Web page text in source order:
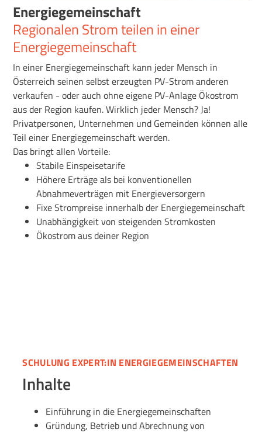
Energiegemeinschaft
Regionalen Strom teilen in einer
Energiegemeinschaft
In einer Energiegemeinschaft kann jeder Mensch in
Österreich seinen selbst erzeugten PV-Strom anderen
verkaufen - oder auch ohne eigene PV-Anlage Ökostrom
aus der Region kaufen. Wirklich jeder Mensch? Ja!
Privatpersonen, Unternehmen und Gemeinden können alle
Teil einer Energiegemeinschaft werden.
Das bringt allen Vorteile:
Stabile Einspeisetarife
Höhere Erträgeals bei konventionellen
Abnahmeverträgen mit Energieversorgern
Fixe Strompreise innerhalb der Energiegemeinschaft
Unabhängigkeit von steigenden Stromkosten
Ökostrom aus deiner Region
SCHULUNG EXPERT:IN ENERGIEGEMEINSCHAFTEN
Inhalte
Einführung in die Energiegemeinschaften
Gründung, Betrieb und Abrechnung von